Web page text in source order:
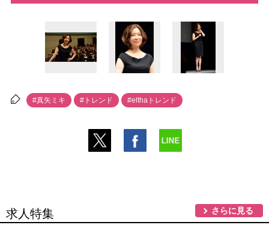
#真矢ミキ #トレンド #elthaトレンド
求人特集 さらに見る